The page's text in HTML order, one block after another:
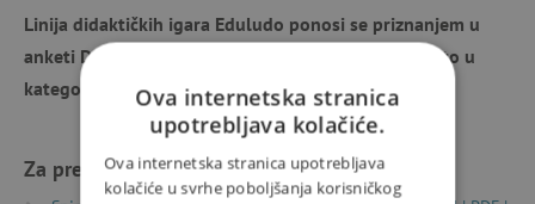
Linija didaktičkih igara Eduludo ponosi se priznanjem u
anketi Dobra igračka 2025., gdje je osvojila 2. mjesto u
kategoriji Predškolci 🥈.
Za preuzimanje
Ova internetska stranica
upotrebljava kolačiće.
Ova internetska stranica upotrebljava
kolačiće u svrhe poboljšanja korisničkog